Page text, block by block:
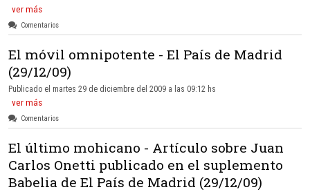
ver más
Comentarios
El móvil omnipotente - El País de Madrid
(29/12/09)
Publicado el martes 29 de diciembre del 2009 a las 09:12 hs
ver más
Comentarios
El último mohicano - Artículo sobre Juan
Carlos Onetti publicado en el suplemento
Babelia de El País de Madrid (29/12/09)